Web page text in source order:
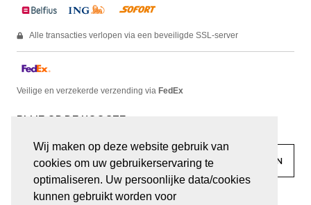
Wij maken op deze website gebruik van
cookies om uw gebruikerservaring te
optimaliseren. Uw persoonlijke data/cookies
kunnen gebruikt worden voor
Alle transacties verlopen via een beveiligde SSL-server
Veilige en verzekerde verzending via FedEx
BLIJF OP DE HOOGTE
facebook linkedin